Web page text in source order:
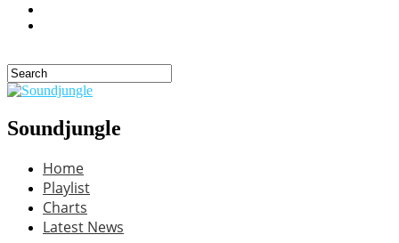
Soundjungle
Home
Playlist
Charts
Latest News